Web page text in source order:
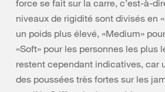
force se fait sur la carre, c’est-à-
niveaux de rigidité sont divisés en
un poids plus élevé, «Medium»
«Soft» pour les personnes les plus
restent cependant indicatives, car
des poussées très fortes sur les